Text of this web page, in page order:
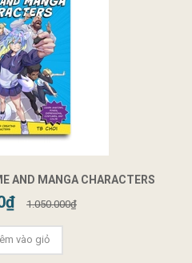
AND MANGA CHARACTERS
1.050.000₫
vào giỏ